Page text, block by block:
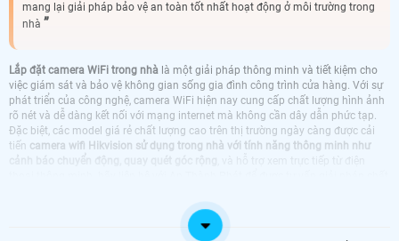
mang lại giải pháp bảo vệ an toàn tốt nhất hoạt động ở môi trường trong
nhà
Lắp đặt camera WiFi trong nhà là một giải pháp thông minh và tiết kiệm cho
việc giám sát và bảo vệ không gian sống gia đình công trình cửa hàng. Với sự
phát triển của công nghệ, camera WiFi hiện nay cung cấp chất lượng hình ảnh
rõ nét và dễ dàng kết nối với mạng internet mà không cần dây dẫn phức tạp.
Đặc biệt, các model giá rẻ chất lượng cao trên thị trường ngày càng được cải
tiến camera wifi Hikvision sử dụng trong nhà với tính năng thông minh như
LẮP CAMERA WIFI TRONG NHÀ CHÍNH HÃNG